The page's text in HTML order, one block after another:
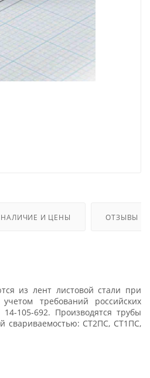
НАЛИЧИЕ И ЦЕНЫ ОТЗЫВЫ
из лент листовой стали при
требований российских
105-692. Производятся трубы
свариваемостью: СТ2ПС, СТ1ПС,